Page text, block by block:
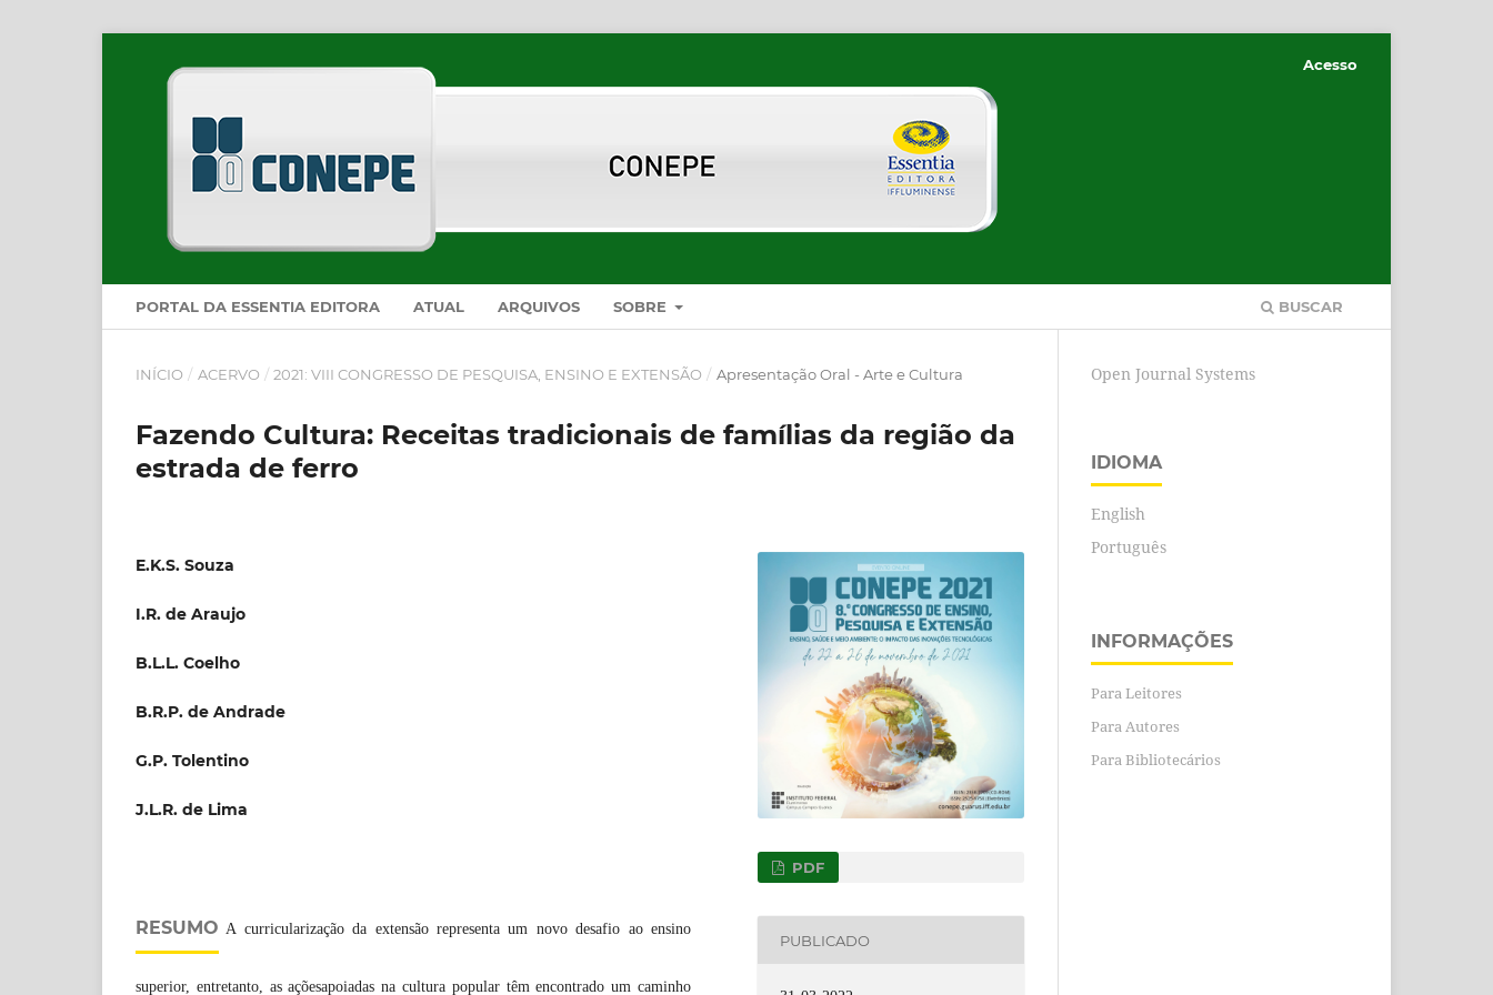
PORTAL DA ESSENTIA EDITORA ATUAL ARQUIVOS SOBRE BUSCAR
Acesso
INÍCIO / ACERVO / 2021: VIII CONGRESSO DE PESQUISA, ENSINO E EXTENSÃO / Apresentação Oral - Arte e Cultura
Fazendo Cultura: Receitas tradicionais de famílias da região da
estrada de ferro
E.K.S. Souza
I.R. de Araujo
B.L.L. Coelho
B.R.P. de Andrade
G.P. Tolentino
J.L.R. de Lima
RESUMO A curricularização da extensão representa um novo desafio ao ensino
superior, entretanto, as açõesapoiadas na cultura popular têm encontrado um caminho
PDF
PUBLICADO
Open Journal Systems
IDIOMA
English
Português
INFORMAÇÕES
Para Leitores
Para Autores
Para Bibliotecários